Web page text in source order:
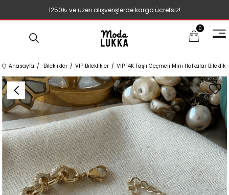
1250₺ ve üzeri alışverişlerde kargo ücretsiz!
0
Anasayfa Bileklikler VIP Bileklikler VIP 14K Taşlı Geçmeli Mini Halkalar Bileklik